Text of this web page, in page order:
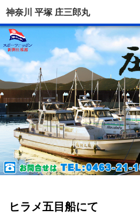
神奈川 平塚 庄三郎丸
ヒラメ五目船にて